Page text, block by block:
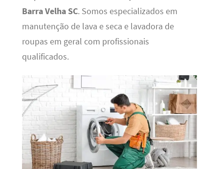
Barra Velha SC. Somos especializados em
manutenção de lava e seca e lavadora de
roupas em geral com profissionais
qualificados.